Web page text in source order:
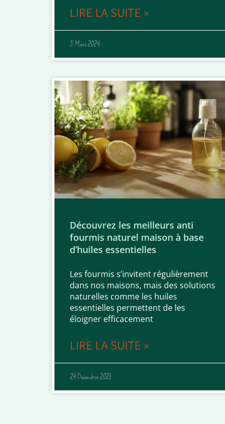
LIRE LA SUITE »
3 Mars 2024
Découvrez les meilleurs anti
fourmis naturel maison à base
d’huiles essentielles
Les fourmis s’invitent régulièrement
dans nos maisons, mais des solutions
naturelles comme les huiles
essentielles permettent de les
éloigner efficacement
LIRE LA SUITE »
24 Décembre 2021